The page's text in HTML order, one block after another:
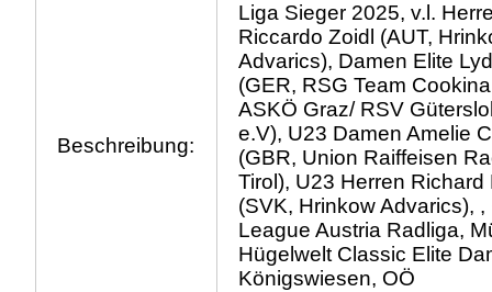
Beschreibung:
Liga Sieger 2025, v.l.
Riccardo Zoidl (AUT,
Advarics), Damen Elite
(GER, RSG Team
ASKÖ Graz/ RSV
e.V), U23 Damen Amelie
(GBR, Union Raiffeisen
Tirol), U23 Herren Richard
(SVK, Hrinkow Advarics),
League Austria Radliga,
Hügelwelt Classic Elite
Königswiesen, OÖ